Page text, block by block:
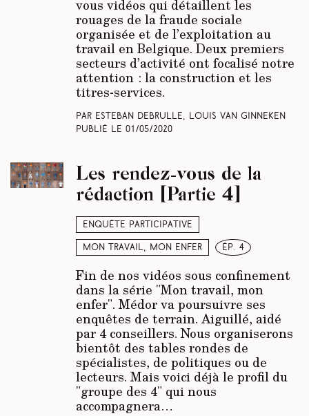
vous vidéos qui détaillent les
rouages de la fraude sociale
organisée et de l’exploitation au
travail en Belgique. Deux premiers
secteurs d’activité ont focalisé notre
attention : la construction et les
titres-services.
Par Esteban Debrulle, Louis Van Ginneken
Publié le 01/05/2020
Enquête participative
Mon travail, mon enfer ép. 4
Les rendez-vous de la
rédaction [Partie 4]
Fin de nos vidéos sous confinement
dans la série "Mon travail, mon
enfer". Médor va poursuivre ses
enquêtes de terrain. Aiguillé, aidé
par 4 conseillers. Nous organiserons
bientôt des tables rondes de
spécialistes, de politiques ou de
lecteurs. Mais voici déjà le profil du
"groupe des 4" qui nous
accompagnera…